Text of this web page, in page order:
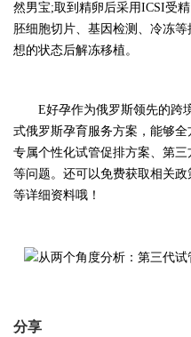
然男宝;取到精卵后采用ICSI受
胚细胞切片、基因检测、冷冻
想的状态后解冻移植。
E好孕作为俄罗斯领先的跨
式俄罗斯孕育服务方案，能够
专属个性化试管促排方案、第
等问题。还可以免费获取相关
等详细资料哦！
分享